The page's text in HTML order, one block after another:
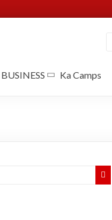
BUSINESS Ka Camps